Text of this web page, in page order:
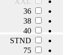
36
38
40
STND
75